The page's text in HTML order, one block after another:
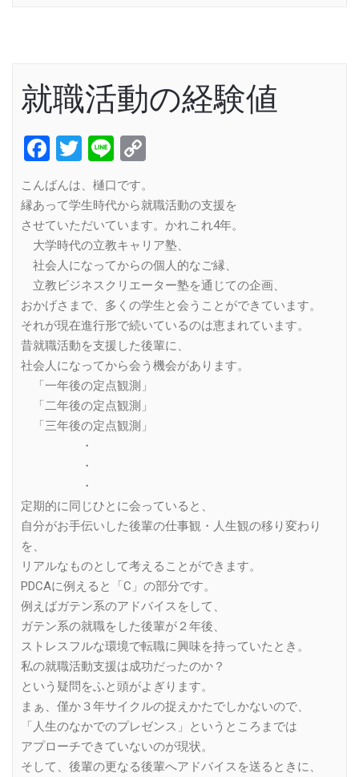
就職活動の経験値
Facebook
Twitter
Line
こんばんは、樋口です。
縁あって学生時代から就職活動の支援を
させていただいています。かれこれ4年。
大学時代の立教キャリア塾、
社会人になってからの個人的なご縁、
立教ビジネスクリエーター塾を通じての企画、
おかげさまで、多くの学生と会うことができています。
それが現在進行形で続いているのは恵まれています。
昔就職活動を支援した後輩に、
社会人になってから会う機会があります。
「一年後の定点観測」
「二年後の定点観測」
「三年後の定点観測」
・
・
・
定期的に同じひとに会っていると、
自分がお手伝いした後輩の仕事観・人生観の移り変わり
を、
リアルなものとして考えることができます。
PDCAに例えると「C」の部分です。
例えばガテン系のアドバイスをして、
ガテン系の就職をした後輩が２年後、
ストレスフルな環境で転職に興味を持っていたとき。
私の就職活動支援は成功だったのか？
という疑問をふと頭がよぎります。
まぁ、僅か３年サイクルの捉えかたでしかないので、
「人生のなかでのプレゼンス」というところまでは
アプローチできていないのが現状。
そして、後輩の更なる後輩へアドバイスを送るときに、